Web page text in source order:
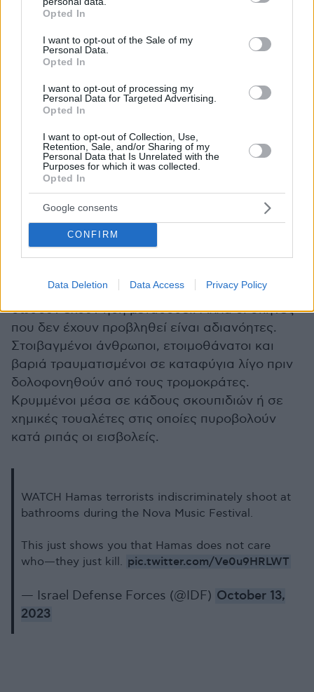
grant or deny consent to Google and its third-party tags to
use your data for below specified purposes in below Google
consent section.
Opted In
I want to opt-out of the Sale of my
Personal Data.
Opted In
I want to opt-out of processing my
Personal Data for Targeted Advertising.
Opted In
I want to opt-out of Collection, Use,
Retention, Sale, and/or Sharing of my
Personal Data that Is Unrelated with the
Purposes for which it was collected.
Opted In
Google consents
CONFIRM
Data Deletion Data Access Privacy Policy
Τα βίντεο των 43 λεπτών είναι τόσο σκληρά που
δακρύζουν ακόμη και οι σκληροτράχηλοι.Το
πραγματικό λουτρό αίματος έγινε στο μουσικό
με νέα παιδιά να τρέχουν στα χωράφια για να
σωθούν έχουν ήδη μεταδοθεί. Αλλά οι σκηνές
που δεν έχουν προβληθεί είναι αδιανόητες.
Στοιβαγμένοι άνθρωποι, ετοιμοθάνατοι και
βαριά τραυματισμένοι σε καταφύγια λίγο πριν
δολοφονηθούν από τους τρομοκράτες.
Κρυμμένοι μέσα σε κάδους σκουπιδιών ή σε
χημικές τουαλέτες στις οποίες πυροβολούν
κατά ριπάς οι εισβολείς.
WATCH Hamas terrorists indiscriminately shoot at
bathrooms during the Nova Music Festival.
This just shows you that Hamas does not care
who—they just kill. pic.twitter.com/Ve0u9HRLWT
— Israel Defense Forces (@IDF) October 13,
2023